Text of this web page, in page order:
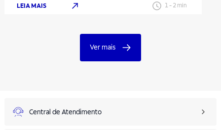
LEIA MAIS 1- 2 min
Ver mais
Central de Atendimento